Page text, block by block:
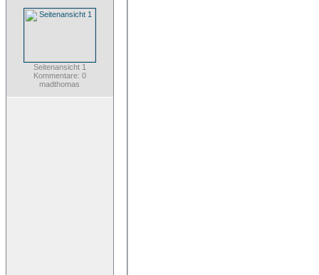
Seitenansicht 1
Kommentare: 0
madthomas